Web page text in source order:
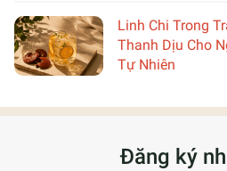
Linh Chi Trong
Thanh Dịu Cho
Tự Nhiên
Đăng ký